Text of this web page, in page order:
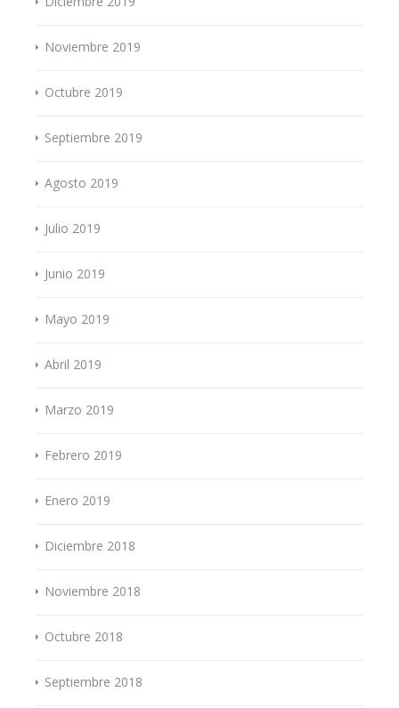
Noviembre 2019
Octubre 2019
Septiembre 2019
Agosto 2019
Julio 2019
Junio 2019
Mayo 2019
Abril 2019
Marzo 2019
Febrero 2019
Enero 2019
Diciembre 2018
Noviembre 2018
Octubre 2018
Septiembre 2018